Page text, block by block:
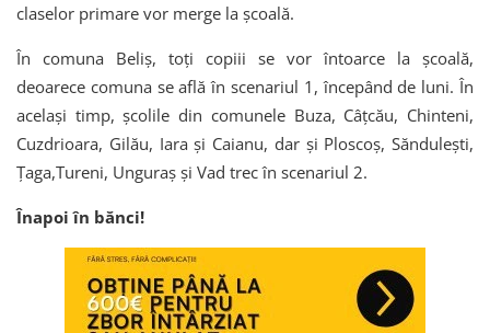
claselor primare vor merge la școală.
În comuna Beliș, toți copiii se vor întoarce la școală,
deoarece comuna se află în scenariul 1, începând de luni. În
același timp, școlile din comunele Buza, Câțcău, Chinteni,
Cuzdrioara, Gilău, Iara și Caianu, dar și Ploscoș, Săndulești,
Țaga,Tureni, Unguraș și Vad trec în scenariul 2.
Înapoi în bănci!